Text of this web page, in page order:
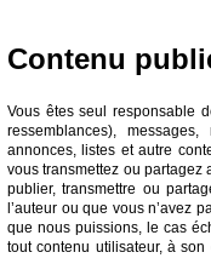
Contenu
Vous êtes seul responsable
ressemblances),
annonces, listes et autre
vous transmettez ou partagez
publier, transmettre ou
l’auteur ou que vous n’avez
que nous puissions, le cas
tout contenu utilisateur, à